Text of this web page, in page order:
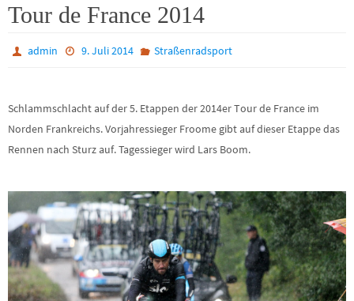
Tour de France 2014
admin 9. Juli 2014 Straßenradsport
Schlammschlacht auf der 5. Etappen der 2014er Tour de France im
Norden Frankreichs. Vorjahressieger Froome gibt auf dieser Etappe das
Rennen nach Sturz auf. Tagessieger wird Lars Boom.